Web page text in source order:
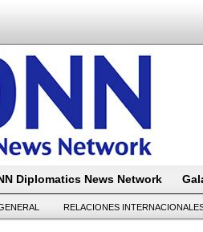
Diplomatics News Network
RELACIONES